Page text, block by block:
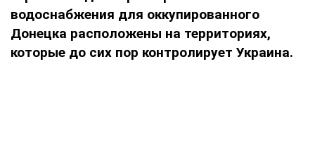
водоснабжения для оккупированного
Донецка расположены на территориях,
которые до сих пор контролирует Украина.